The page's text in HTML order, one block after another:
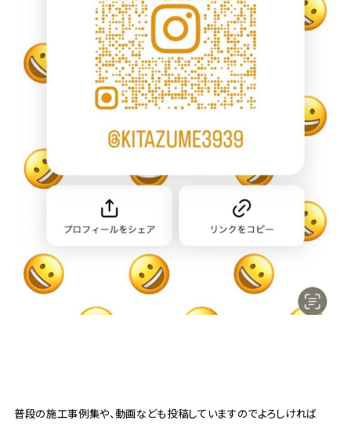
普段の施工事例集や、動画なども投稿していますのでよろしければ